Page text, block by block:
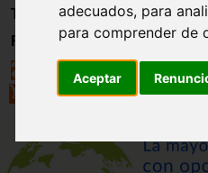
adecuados, para
para comprender de
Aceptar
Trabajo
Registro